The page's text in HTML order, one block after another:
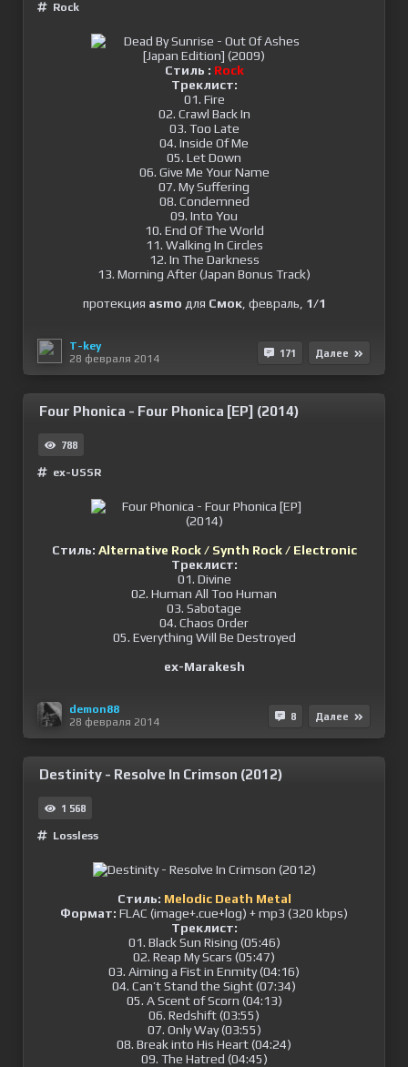
Rock
Стиль : Rock
Треклист:
01. Fire
02. Crawl Back In
03. Too Late
04. Inside Of Me
05. Let Down
06. Give Me Your Name
07. My Suffering
08. Condemned
09. Into You
10. End Of The World
11. Walking In Circles
12. In The Darkness
13. Morning After (Japan Bonus Track)
протекция asmo для Смок, февраль, 1/1
T-key
28 февраля 2014
171 Далее
Four Phonica - Four Phonica [EP] (2014)
788
ex-USSR
Стиль: Alternative Rock / Synth Rock / Electronic
Треклист:
01. Divine
02. Human All Too Human
03. Sabotage
04. Chaos Order
05. Everything Will Be Destroyed
ex-Marakesh
demon88
28 февраля 2014
8 Далее
Destinity - Resolve In Crimson (2012)
1 568
Lossless
Стиль: Melodic Death Metal
Формат: FLAC (image+.cue+log) + mp3 (320 kbps)
Треклист:
01. Black Sun Rising (05:46)
02. Reap My Scars (05:47)
03. Aiming a Fist in Enmity (04:16)
04. Can’t Stand the Sight (07:34)
05. A Scent of Scorn (04:13)
06. Redshift (03:55)
07. Only Way (03:55)
08. Break into His Heart (04:24)
09. The Hatred (04:45)